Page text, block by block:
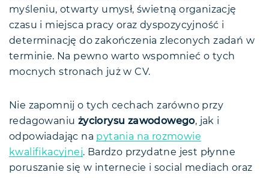
myśleniu, otwarty umysł, świetną organizację
czasu i miejsca pracy oraz dyspozycyjność i
determinację do zakończenia zleconych zadań w
terminie. Na pewno warto wspomnieć o tych
mocnych stronach już w CV.
Nie zapomnij o tych cechach zarówno przy
redagowaniu życiorysu zawodowego, jak i
odpowiadając na pytania na rozmowie
kwalifikacyjnej. Bardzo przydatne jest płynne
poruszanie się w internecie i social mediach oraz